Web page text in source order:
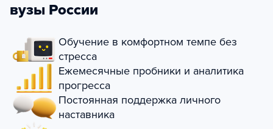
вузы России
Обучение в комфортном темпе без
стресса
Ежемесячные пробники и аналитика
прогресса
Постоянная поддержка личного
наставника